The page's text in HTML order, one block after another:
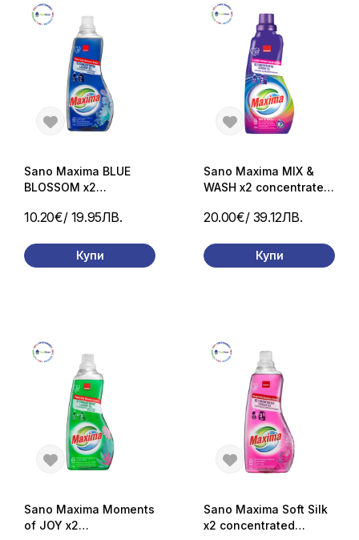
10.20€/ 19.95ЛВ.
Sano Maxima BLUE
BLOSSOM x2
gel перилен препарат
пр. / 1,5л. Купи
20.00€/ 39.12ЛВ.
Sano Maxima MIX &
WASH x2 concentrated
препарат 2X
1,5л.
Купи
Sano Maxima Moments
of JOY x2
Sano Maxima Soft Silk
x2 concentrated